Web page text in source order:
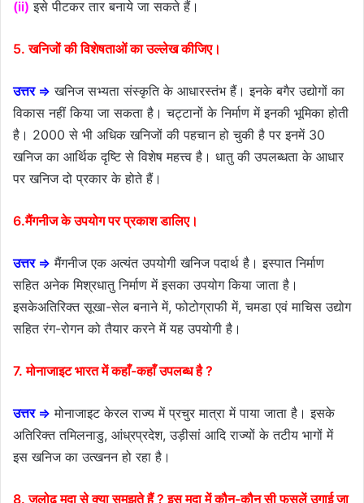
(ii) इसे पीटकर तार बनाये जा सकते हैं।
5. खनिजों की विशेषताओं का उल्लेख कीजिए।
उत्तर ⇒ खनिज सभ्यता संस्कृति के आधारस्तंभ हैं। इनके बगैर उद्योगों का
विकास नहीं किया जा सकता है। चट्टानों के निर्माण में इनकी भूमिका होती
है। 2000 से भी अधिक खनिजों की पहचान हो चुकी है पर इनमें 30
खनिज का आर्थिक दृष्टि से विशेष महत्त्व है। धातु की उपलब्धता के आधार
पर खनिज दो प्रकार के होते हैं।
6.मैंगनीज के उपयोग पर प्रकाश डालिए।
उत्तर ⇒ मैंगनीज एक अत्यंत उपयोगी खनिज पदार्थ है। इस्पात निर्माण
सहित अनेक मिश्रधातु निर्माण में इसका उपयोग किया जाता है।
इसकेअतिरिक्त सूखा-सेल बनाने में, फोटोग्राफी में, चमडा एवं माचिस उद्योग
सहित रंग-रोगन को तैयार करने में यह उपयोगी है।
7. मोनाजाइट भारत में कहाँ-कहाँ उपलब्ध है ?
उत्तर ⇒ मोनाजाइट केरल राज्य में प्रचुर मात्रा में पाया जाता है। इसके
अतिरिक्त तमिलनाडु, आंध्रप्रदेश, उड़ीसां आदि राज्यों के तटीय भागों में
इस खनिज का उत्खनन हो रहा है।
8. जलोढ़ मृदा से क्या समझते हैं ? इस मृदा में कौन-कौन सी फसलें उगाई जा